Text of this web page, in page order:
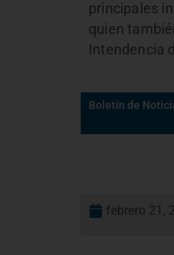
principales
quien
Intendencia
Boletín de
febrero 21,